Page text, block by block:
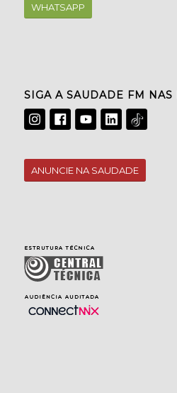
WHATSAPP
SIGA A SAUDADE FM NAS
ANUNCIE NA SAUDADE